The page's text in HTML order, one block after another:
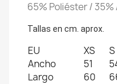
65% Poliéster /
Tallas en cm. aprox.
EU XS S
Ancho
51
Largo
60